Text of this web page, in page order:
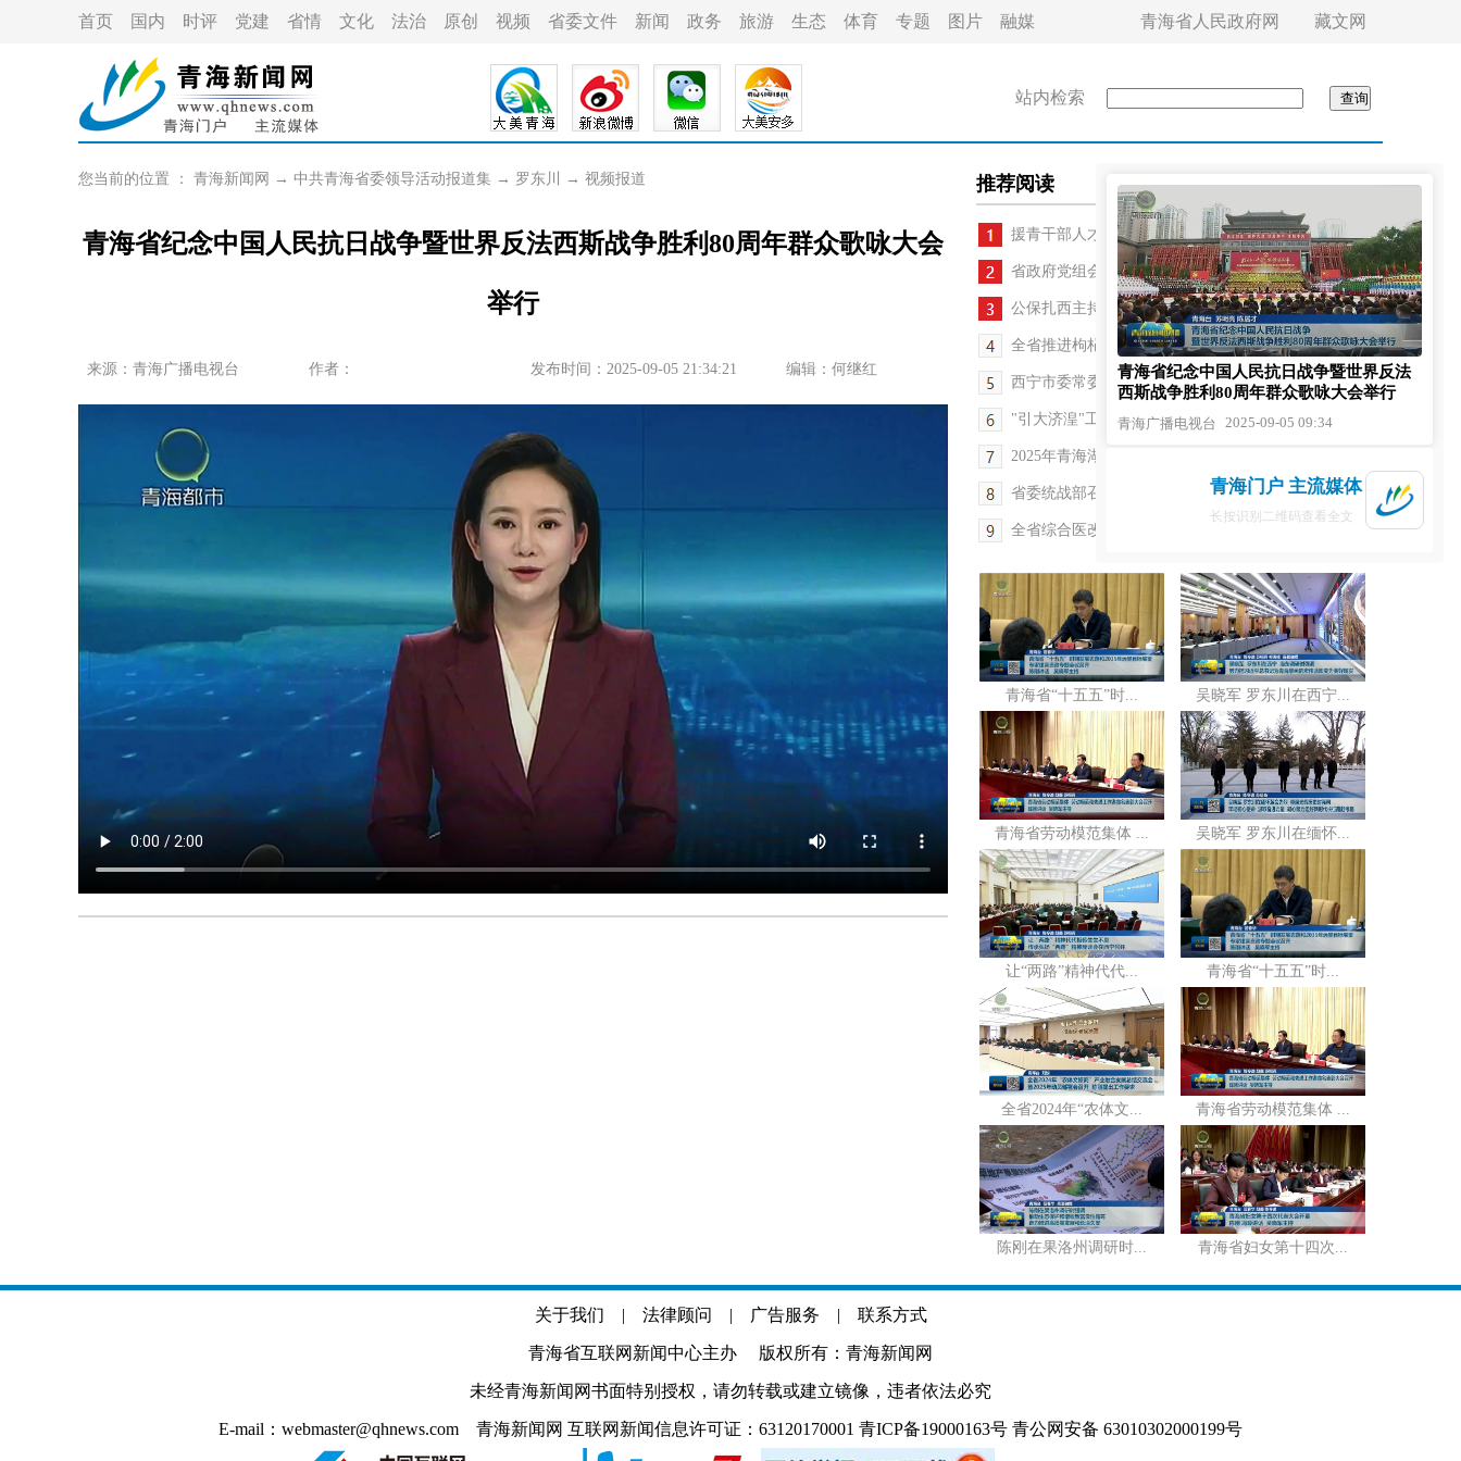
首页 国内 时评 党建 省情 文化 法治 原创 视频 省委文件 新闻 政务 旅游 生态 体育 专题 图片 融媒 青海省人民政府网 藏文网
站内检索
您当前的位置 ： 青海新闻网 → 中共青海省委领导活动报道集 → 罗东川 → 视频报道
青海省纪念中国人民抗日战争暨世界反法西斯战争胜利80周年群众歌咏大会
举行
来源：青海广播电视台 作者： 发布时间：2025-09-05 21:34:21 编辑：何继红
推荐阅读
援青干部人才代表座谈会召开 吴晓军出席并讲话
省政府党组会议召开 罗东川主持
公保扎西主持召开省政协党组会议和主席会议
全省推进枸杞产业发展座谈会召开 刘奇凡出席
西宁市委常委会召开会议 王卫东主持
"引大济湟"工程综合效益发挥专题工作会议召开
2025年青海湖诗歌节开幕 王大南出席
省委统战部召开政党协商会 班果出席
全省综合医改工作推进（视频）会议在西宁召开
青海省“十五五”时...
青海省劳动模范集体 ...
让“两路”精神代代...
全省2024年“农体文...
陈刚在果洛州调研时...
吴晓军 罗东川在西宁...
吴晓军 罗东川在缅怀...
青海省“十五五”时...
青海省劳动模范集体 ...
青海省妇女第十四次...
关于我们 | 法律顾问 | 广告服务 | 联系方式
青海省互联网新闻中心主办 版权所有：青海新闻网
未经青海新闻网书面特别授权，请勿转载或建立镜像，违者依法必究
E-mail：webmaster@qhnews.com 青海新闻网 互联网新闻信息许可证：63120170001 青ICP备19000163号 青公网安备 63010302000199号
青海省纪念中国人民抗日战争暨世界反法
西斯战争胜利80周年群众歌咏大会举行
青海广播电视台 2025-09-05 09:34
青海门户 主流媒体
长按识别二维码查看全文